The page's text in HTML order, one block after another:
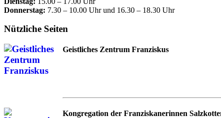
Donnerstag: 7.30 – 10.00 Uhr und 16.30 – 18.30 Uhr
Nützliche Seiten
Geistliches Zentrum Franziskus
Kongregation der Franziskanerinnen